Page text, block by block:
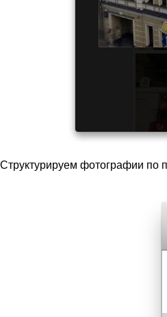
Структурируем фотографии по